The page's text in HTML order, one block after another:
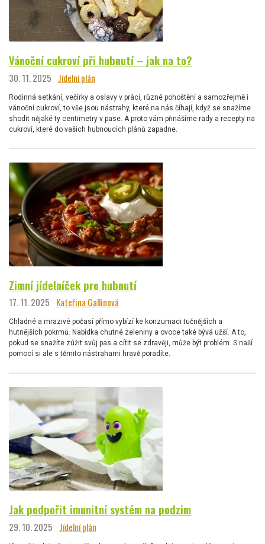
Vánoční cukroví při hubnutí – jak na to?
30. 11. 2025 Jídelní plán
Rodinná setkání, večírky a oslavy v práci, různé pohoštění a samozřejmě i
vánoční cukroví, to vše jsou nástrahy, které na nás číhají, když se snažíme
shodit nějaké ty centimetry v pase. A proto vám přinášíme rady a recepty na
cukroví, které do vašich hubnoucích plánů zapadne.
Zimní jídelníček pro hubnutí
17. 11. 2025 Kateřina Gallinová
Chladné a mrazivé počasí přímo vybízí ke konzumaci tučnějších a
hutnějších pokrmů. Nabídka chutné zeleniny a ovoce také bývá užší. A to,
pokud se snažíte zúžit svůj pas a cítit se zdravěji, může být problém. S naší
pomocí si ale s těmito nástrahami hravě poradíte.
Jak podpořit imunitní systém na podzim
29. 10. 2025 Jídelní plán